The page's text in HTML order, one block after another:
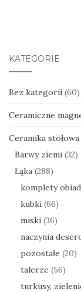
KATEGORIE
Bez kategorii (60)
Ceramiczne
Ceramika stołowa
Barwy ziemi (32)
Łąka (288)
komplety
kubki (66)
miski (36)
naczynia
pozostałe (20)
talerze (56)
turkusy,